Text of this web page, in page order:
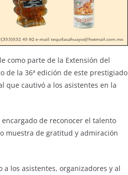
como parte de la Extensión del
de la 36ª edición de este prestigiado
que cautivó a los asistentes en la
encargado de reconocer el talento
muestra de gratitud y admiración
los asistentes, organizadores y al